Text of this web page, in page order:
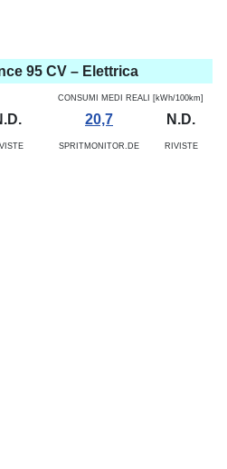
95 CV – Elettrica
CONSUMI MEDI REALI [kWh/100km]
20,7 N.D.
SPRITMONITOR.DE RIVISTE